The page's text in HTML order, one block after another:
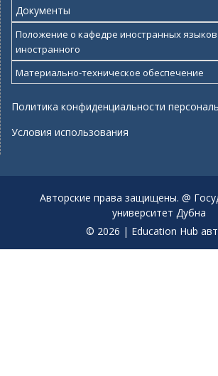
Документы
Положение о кафедре иностранных языков
иностранного
Материально-техническое обеспечение
Политика конфиденциальности
Условия использования
Авторские права защищены. @
университет Дубна
© 2026 | Education Hub